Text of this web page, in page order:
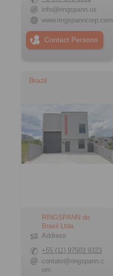
info@ringspann.us
www.ringspanncorp.com
Contact Persons
Brazil
RINGSPANN do
Brasil Ltda.
Address
+55 (11) 97503 9323
contato@ringspann.c
om